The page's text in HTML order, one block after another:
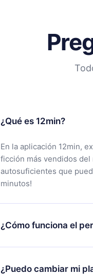
¿Qué es 12min?
En la aplicación 12min,
ficción más vendidos
autosuficientes que
minutos!
¿Cómo funciona el
Puedes descargar
alguna razón no estás
¿Puedo cambiar mi